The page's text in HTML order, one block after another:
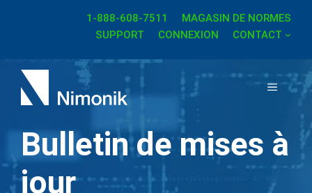
1-888-608-7511
MAGASIN DE NORMES
SUPPORT
CONNEXION CONTACT
MENU
Bulletin de mises à
jour